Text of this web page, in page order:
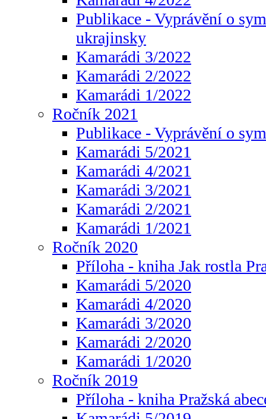
Publikace - Vyprávění o
ukrajinsky
Kamarádi 3/2022
Kamarádi 2/2022
Kamarádi 1/2022
Ročník 2021
Publikace - Vyprávění o
Kamarádi 5/2021
Kamarádi 4/2021
Kamarádi 3/2021
Kamarádi 2/2021
Kamarádi 1/2021
Ročník 2020
Příloha - kniha Jak rostla
Kamarádi 5/2020
Kamarádi 4/2020
Kamarádi 3/2020
Kamarádi 2/2020
Kamarádi 1/2020
Ročník 2019
Příloha - kniha Pražská